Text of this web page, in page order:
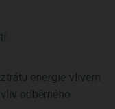
ztrátu energie vlivem
odběrného